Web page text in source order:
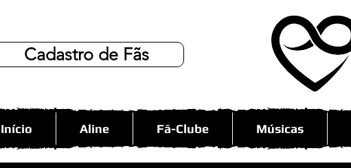
Cadastro de Fãs
Início Aline Fã-Clube Músicas